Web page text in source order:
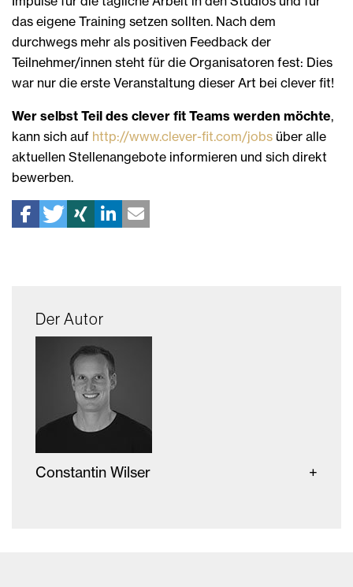
das eigene Training setzen sollten. Nach dem
durchwegs mehr als positiven Feedback der
Teilnehmer/innen steht für die Organisatoren fest: Dies
war nur die erste Veranstaltung dieser Art bei clever fit!
Wer selbst Teil des clever fit Teams werden möchte,
kann sich auf http://www.clever-fit.com/jobs über alle
aktuellen Stellenangebote informieren und sich direkt
bewerben.
Der Autor
Constantin Wilser